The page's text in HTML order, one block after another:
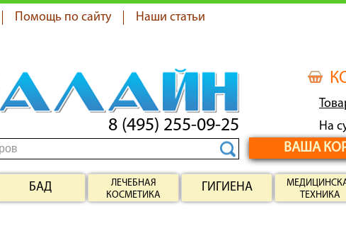
Помощь по сайту Наши статьи
На
ВАША
8 (495) 255-09-25
БАД
ЛЕЧЕБНАЯ
КОСМЕТИКА
ГИГИЕНА
ТЕХНИКА